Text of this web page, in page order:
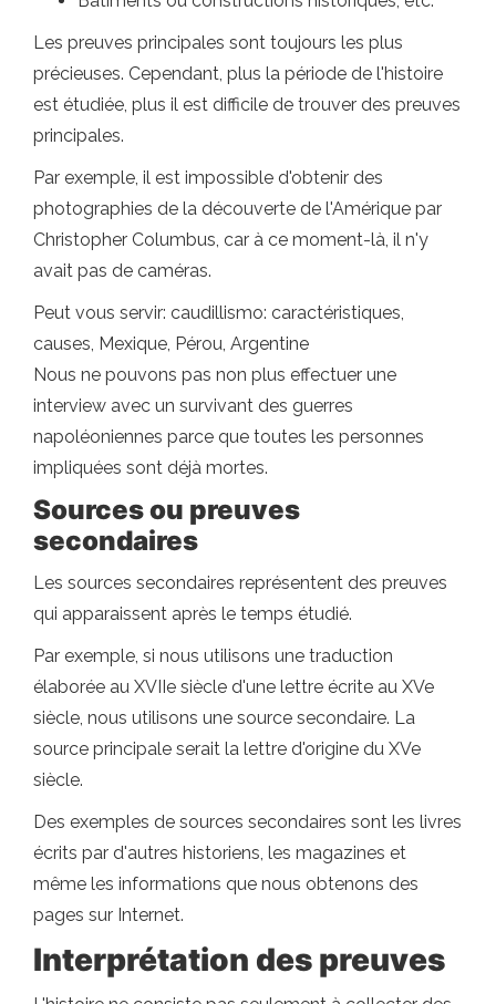
Les preuves principales sont toujours les plus
précieuses. Cependant, plus la période de l'histoire
est étudiée, plus il est difficile de trouver des preuves
principales.
Par exemple, il est impossible d'obtenir des
photographies de la découverte de l'Amérique par
Christopher Columbus, car à ce moment-là, il n'y
avait pas de caméras.
Peut vous servir: caudillismo: caractéristiques,
causes, Mexique, Pérou, Argentine
Nous ne pouvons pas non plus effectuer une
interview avec un survivant des guerres
napoléoniennes parce que toutes les personnes
impliquées sont déjà mortes.
Sources ou preuves
secondaires
Les sources secondaires représentent des preuves
qui apparaissent après le temps étudié.
Par exemple, si nous utilisons une traduction
élaborée au XVIIe siècle d'une lettre écrite au XVe
siècle, nous utilisons une source secondaire. La
source principale serait la lettre d'origine du XVe
siècle.
Des exemples de sources secondaires sont les livres
écrits par d'autres historiens, les magazines et
même les informations que nous obtenons des
pages sur Internet.
Interprétation des preuves